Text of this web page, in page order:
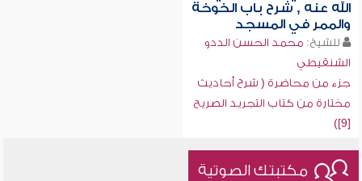
الله عنه , شرح باب الخوخة
والممر في المسجد
للشيخ: محمد الحسن الددو
الشنقيطي
جزء من محاضرة ( شرح أحاديث
مختارة من كتاب التجريد الصريح
[9])
مكتبتك الصوتية